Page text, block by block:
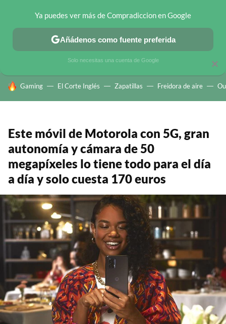
CHOLLOS TELEGRAM OFERTAS EN MÓVILES OFERTAS EN
HOY SE HABLA DE
Gaming El Corte Inglés Zapatillas Freidora de aire
Este móvil de Motorola con 5G, gran
autonomía y cámara de 50
megapíxeles lo tiene todo para el día
a día y solo cuesta 170 euros
×
Ya puedes ver más de Compradiccion en Google
Añádenos como fuente preferida
Solo necesitas una cuenta de Google